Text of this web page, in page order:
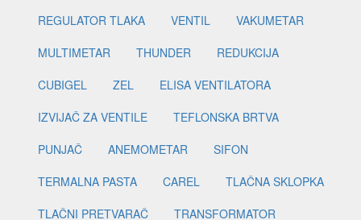
REGULATOR TLAKA
VENTIL
VAKUMETAR
MULTIMETAR
THUNDER
REDUKCIJA
CUBIGEL
ZEL
ELISA VENTILATORA
IZVIJAČ ZA VENTILE
TEFLONSKA BRTVA
PUNJAČ
ANEMOMETAR
SIFON
TERMALNA PASTA
CAREL
TLAČNA SKLOPKA
TLAČNI PRETVARAČ
TRANSFORMATOR